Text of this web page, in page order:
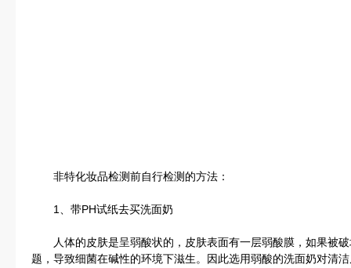
非特化妆品检测前自行检测的方法：
1、带PH试纸去买洗面奶
人体的皮肤是呈弱酸状的，皮肤表面有一层弱酸膜，如果被破
题，导致细菌在碱性的环境下滋生。因此选用弱酸的洗面奶对清